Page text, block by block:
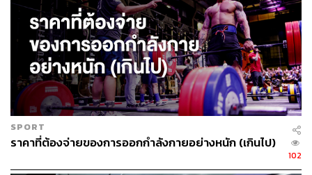
Sunrise Brew Yoga on The Rooftop
สัมผัสประสบการณ์ Wellness เหนือขอบฟ้ากรุงเทพฯ กับ
การกลับมาครั้งสำคัญที่ครั้งนี้พิเศษกว่าเดิมด้วยการคอลแล
ปส์กับ Dove ชวนทุกคนออกมาขยับร่างกายรับแสงแรกของ
วันบนชั้น 40 ณ Tower 3 ของ One Bangkok พื้นที่เอ็กซ์คลู
ซีฟที่จะเปิดให้ทุกคนได้เข้าถึงเป็นครั้งแรก เพื่อร่วมกันสร้าง
โมเมนต์มั่นใจใต้แสงแดดและสนุกกับการใช้ชีวิตข้างนอกได้
อย่างเต็มที่
SPORT
ราคาที่ต้องจ่ายของการออกกำลังกายอย่างหนัก (เกินไป)
102